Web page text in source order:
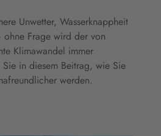
Unwetter, Wasserknappheit
Frage wird der von
Klimawandel immer
Sie in diesem Beitrag, wie Sie
werden.